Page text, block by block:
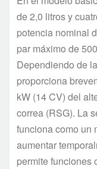
de 2,0 litros y
potencia nominal
par máximo de
Dependiendo de
proporciona
kW (14 CV) del
correa (RSG). La
funciona como un
aumentar
permite funciones